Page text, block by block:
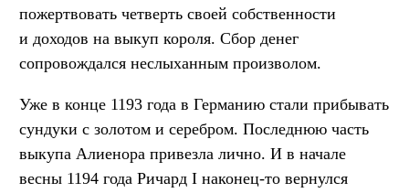
пожертвовать четверть своей собственности
и доходов на выкуп короля. Сбор денег
сопровождался неслыханным произволом.
Уже в конце 1193 года в Германию стали прибывать
сундуки с золотом и серебром. Последнюю часть
выкупа Алиенора привезла лично. И в начале
весны 1194 года Ричард I наконец-то вернулся